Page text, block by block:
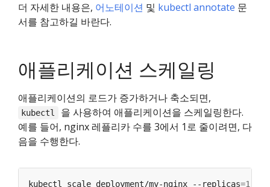
더 자세한 내용은, 어노테이션 및 kubectl annotate 문
서를 참고하길 바란다.
애플리케이션 스케일링
애플리케이션의 로드가 증가하거나 축소되면,
kubectl
을 사용하여 애플리케이션을 스케일링한다.
예를 들어, nginx 레플리카 수를 3에서 1로 줄이려면, 다
음을 수행한다.
kubectl scale deployment/my-nginx --replicas=1